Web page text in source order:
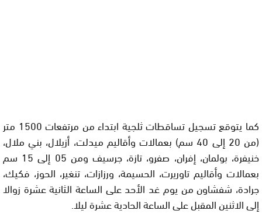
كما يتوقع تسجيل تساقطات ثلجية ابتداء من مرتفعات 1500 متر
(من 20 إلى 40 سم) بعمالات وأقاليم ميدلت، أزيلال، بني ملال،
خنيفرة، بولمان، إفران، صفرو، تازة، جرسيف ومن 05 إلى 15 سم
بعمالات وأقاليم تاوريرت، الحسيمة، ورزازات، تنغير، الحوز، فكيك،
جرادة، شفشاون من يوم غد الأحد على الساعة الثانية عشرة زوالا
إلى الاثنين المقبل على الساعة الحادية عشرة ليلا.